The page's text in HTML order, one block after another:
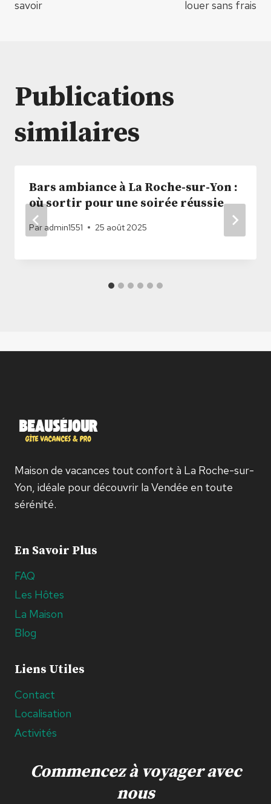
l’article
savoir
louer sans frais
Publications
similaires
Bars ambiance à La Roche-sur-Yon :
où sortir pour une soirée réussie
Par admin1551 25 août 2025
Maison de vacances tout confort à La Roche-sur-
Yon, idéale pour découvrir la Vendée en toute
sérénité.
En Savoir Plus
FAQ
Les Hôtes
La Maison
Blog
Liens Utiles
Contact
Localisation
Activités
Commencez à voyager avec
nous